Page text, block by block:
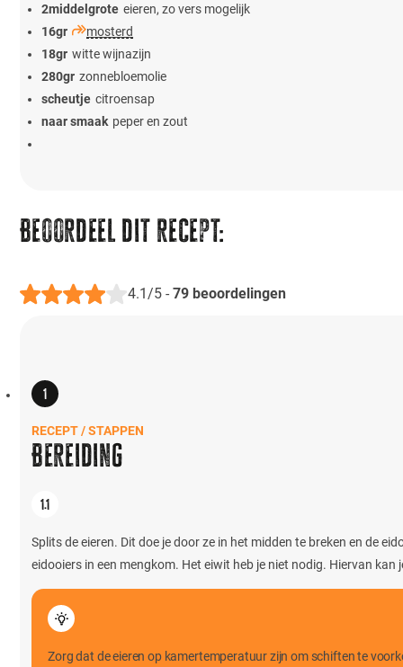
2middelgrote eieren, zo vers mogelijk
16gr mosterd
18gr witte wijnazijn
280gr zonnebloemolie
scheutje citroensap
naar smaak peper en zout
Beoordeel dit recept:
4.1/5- 79beoordelingen
RECEPT / STAPPEN
Bereiding
Splits de eieren. Dit doe je door ze in het midden te breken en de
eidooiers in een mengkom. Het eiwit heb je niet nodig. Hiervan kan
Zorg dat de eieren op kamertemperatuur zijn om schiften te